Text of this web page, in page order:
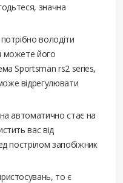
значна
володіти
можете його
Sportsman rs2 series,
відрегулювати
автоматично стає на
вас від
пострілом запобіжник
то є